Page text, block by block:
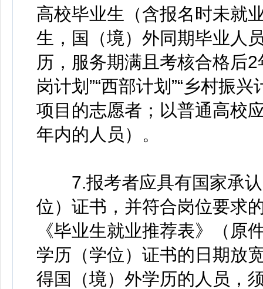
高校毕业生（含报名时未就
生，国（境）外同期毕业人
历，服务期满且考核合格后2
岗计划”“西部计划”“乡村振
项目的志愿者；以普通高校
年内的人员）。
7.报考者应具有国家承认
位）证书，并符合岗位要求
《毕业生就业推荐表》（原
学历（学位）证书的日期放
得国（境）外学历的人员，